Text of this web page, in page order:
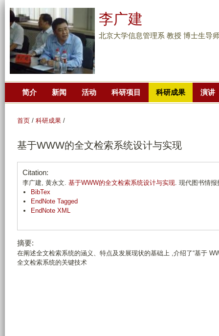
到
主
要
李广建
北京大学信息管理系 教授 博士生导
简介 新闻 活动 科研项目 科研成果 演讲
首页 / 科研成果 /
基于WWW的全文检索系统设计与实现
Citation:
李广建, 黄永文. 基于WWW的全文检索系统设计与实现. 现代图书情报
BibTex
EndNote Tagged
EndNote XML
摘要:
在阐述全文检索系统的涵义、特点及发展现状的基础上 ,介绍了“基于
全文检索系统的关键技术